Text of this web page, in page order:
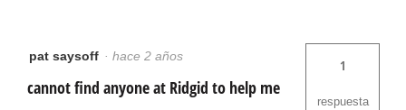
pat saysoff · hace 2 años
cannot find anyone at Ridgid to help me
1
respuesta